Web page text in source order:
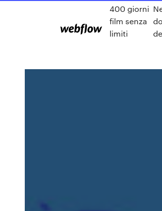
400 giorni
film senza
limiti